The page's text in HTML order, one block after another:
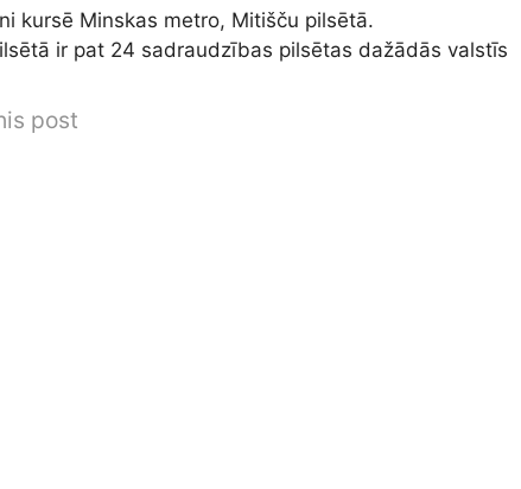
kursē Minskas metro, Mitišču pilsētā.
ir pat 24 sadraudzības pilsētas dažādās valstīs
post